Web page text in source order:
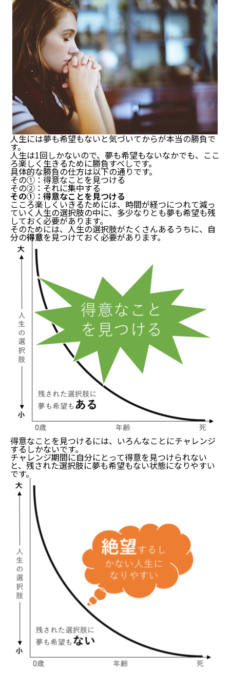
人生には夢も希望もないと気づいてからが本当の勝負で
す。
人生は1回しかないので、夢も希望もないなかでも、ここ
ろ楽しく生きるために勝負すべしです。
具体的な勝負の仕方は以下の通りです。
その①：得意なことを見つける
その②：それに集中する
その①：得意なことを見つける
こころ楽しくいきるためには、時間が経つにつれて減っ
ていく人生の選択肢の中に、多少なりとも夢も希望も残
しておく必要があります。
そのためには、人生の選択肢がたくさんあるうちに、自
分の得意を見つけておく必要があります。
得意なことを見つけるには、いろんなことにチャレンジ
するしかないです。
チャレンジ期間に自分にとって得意を見つけられない
と、残された選択肢に夢も希望もない状態になりやすい
です。